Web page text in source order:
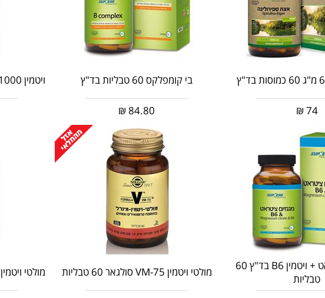
74
₪
בי קומפלקס 60 טבליות בד"ץ
84.80
₪
ויטמין C1000 קומפלקס 90 טבליות בד"ץ
מגנזיום ציטראט + ויטמין B6 בד"ץ 60
טבליות
מולטי ויטמין VM-75 סולגאר 60 טבליות מולטי ויטמין VM-75 ללא ברזל 60 טבליות